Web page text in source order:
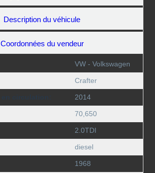
Description du véhicule
Coordonnées du vendeur
VW - Volkswagen
Crafter
2014
70,650
2.0TDI
diesel
1968